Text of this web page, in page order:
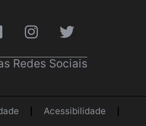
Redes Sociais
Acessibilidade